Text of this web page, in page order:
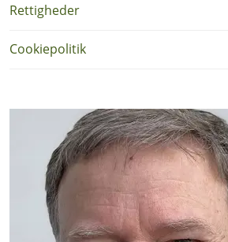
Rettigheder
Cookiepolitik